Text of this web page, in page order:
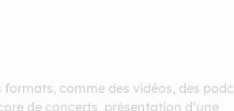
comme des vidéos, des
de concerts, présentation d’une